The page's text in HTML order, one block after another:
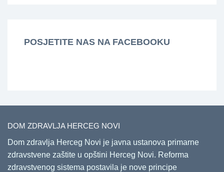
POSJETITE NAS NA FACEBOOKU
DOM ZDRAVLJA HERCEG NOVI
Dom zdravlja Herceg Novi je javna ustanova primarne
zdravstvene zaštite u opštini Herceg Novi. Reforma
zdravstvenog sistema postavila je nove principe